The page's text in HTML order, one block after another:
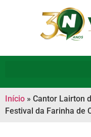
Início » Cantor Lairton
Festival da Farinha de